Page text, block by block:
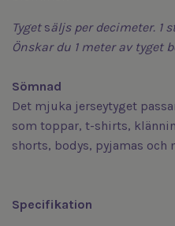
Tyget säljsper decimeter. 1
Önskar du 1 meter av tyget
Sömnad
Det mjuka jerseytyget
som toppar, t-shirts,
shorts, bodys, pyjamas och
Specifikation